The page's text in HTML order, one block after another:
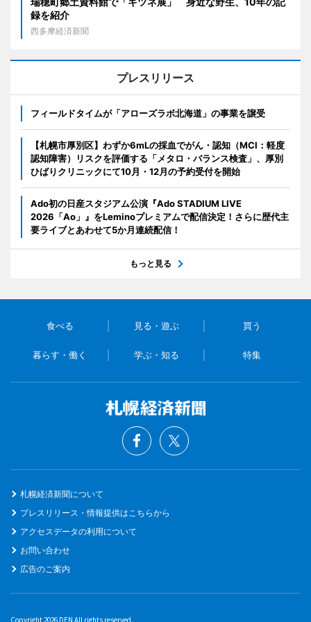
録を紹介
西多摩経済新聞
プレスリリース
フィールドタイムが「アローズラボ北海道」の事業を譲受
【札幌市厚別区】わずか6mLの採血でがん・認知（MCI：軽度
認知障害）リスクを評価する「メタロ・バランス検査」、厚別
ひばりクリニックにて10月・12月の予約受付を開始
Ado初の日産スタジアム公演『Ado STADIUM LIVE
2026「Ao」』をLeminoプレミアムで配信決定！さらに歴代主
要ライブとあわせて5か月連続配信！
もっと見る
食べる 見る・遊ぶ 買う
暮らす・働く 学ぶ・知る 特集
札幌経済新聞について
プレスリリース・情報提供はこちらから
アクセスデータの利用について
お問い合わせ
広告のご案内
Copyright 2026 DEN All rights reserved.